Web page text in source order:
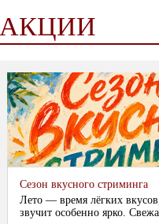
АКЦИИ
Сезон вкусного стриминга
Лето — время лёгких
звучит особенно ярко.